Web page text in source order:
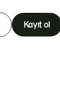
Kayıt ol